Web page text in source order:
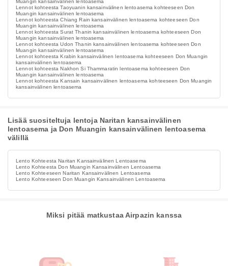
Muangin kansainvälinen lentoasema
Lennot kohteesta Taoyuanin kansainvälinen lentoasema kohteeseen Don
Muangin kansainvälinen lentoasema
Lennot kohteesta Chiang Rain kansainvälinen lentoasema kohteeseen Don
Muangin kansainvälinen lentoasema
Lennot kohteesta Surat Thanin kansainvälinen lentoasema kohteeseen Don
Muangin kansainvälinen lentoasema
Lennot kohteesta Udon Thanin kansainvälinen lentoasema kohteeseen Don
Muangin kansainvälinen lentoasema
Lennot kohteesta Krabin kansainvälinen lentoasema kohteeseen Don Muangin
kansainvälinen lentoasema
Lennot kohteesta Nakhon Si Thammaratin lentoasema kohteeseen Don
Muangin kansainvälinen lentoasema
Lennot kohteesta Kansain kansainvälinen lentoasema kohteeseen Don Muangin
kansainvälinen lentoasema
Lisää suositeltuja lentoja Naritan kansainvälinen
lentoasema ja Don Muangin kansainvälinen lentoasema
välillä
Lento Kohteesta Naritan Kansainvälinen Lentoasema
Lento Kohteesta Don Muangin Kansainvälinen Lentoasema
Lento Kohteeseen Naritan Kansainvälinen Lentoasema
Lento Kohteeseen Don Muangin Kansainvälinen Lentoasema
Miksi pitää matkustaa Airpazin kanssa